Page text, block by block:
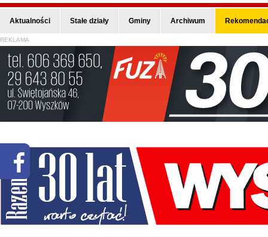
Aktualności Stałe działy Gminy Archiwum
REKLAMA